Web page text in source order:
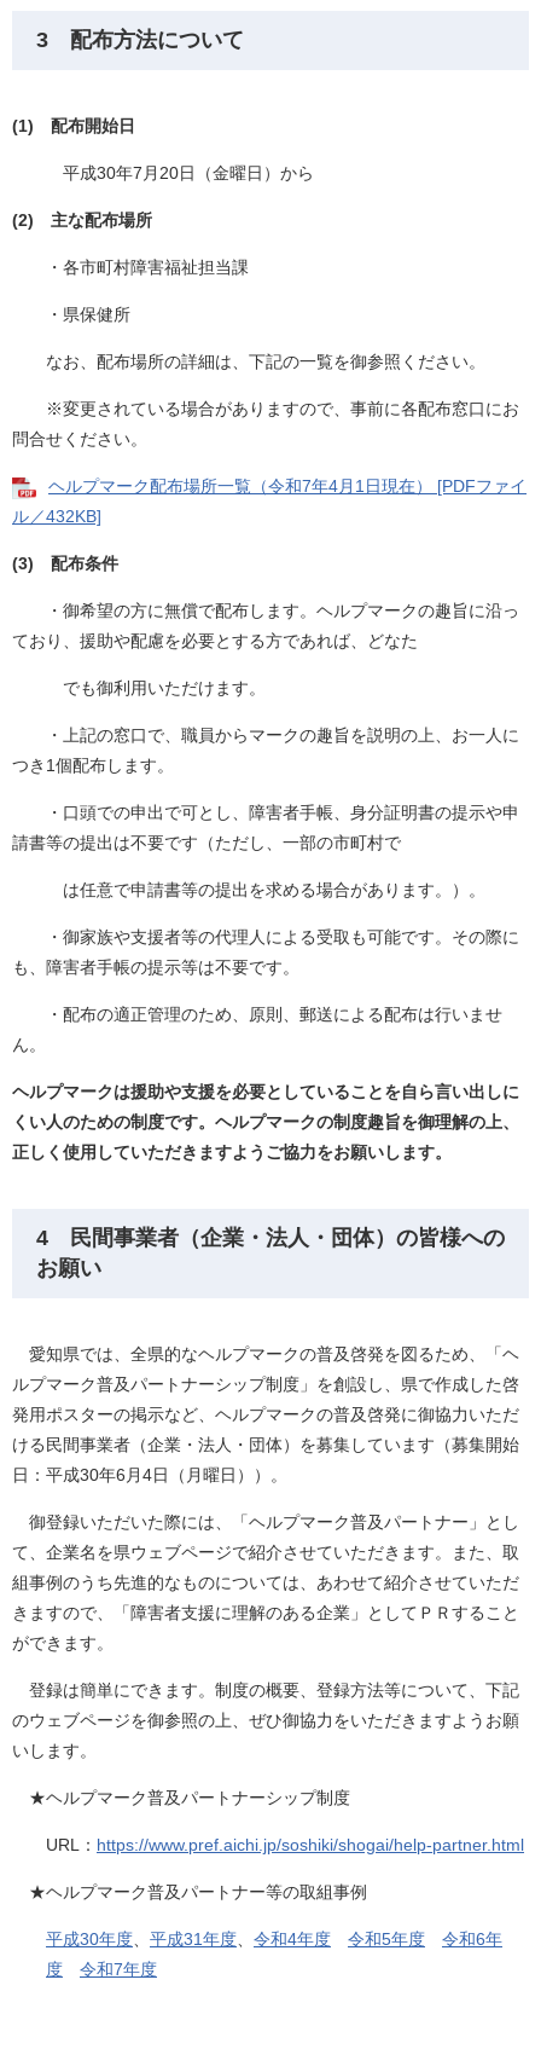
3 配布方法について
(1) 配布開始日
平成30年7月20日（金曜日）から
(2) 主な配布場所
・各市町村障害福祉担当課
・県保健所
なお、配布場所の詳細は、下記の一覧を御参照ください。
※変更されている場合がありますので、事前に各配布窓口にお
問合せください。
ヘルプマーク配布場所一覧（令和7年4月1日現在） [PDFファイ
ル／432KB]
(3) 配布条件
・御希望の方に無償で配布します。ヘルプマークの趣旨に沿っ
ており、援助や配慮を必要とする方であれば、どなた
でも御利用いただけます。
・上記の窓口で、職員からマークの趣旨を説明の上、お一人に
つき1個配布します。
・口頭での申出で可とし、障害者手帳、身分証明書の提示や申
請書等の提出は不要です（ただし、一部の市町村で
は任意で申請書等の提出を求める場合があります。）。
・御家族や支援者等の代理人による受取も可能です。その際に
も、障害者手帳の提示等は不要です。
・配布の適正管理のため、原則、郵送による配布は行いませ
ん。
ヘルプマークは援助や支援を必要としていることを自ら言い出しに
くい人のための制度です。ヘルプマークの制度趣旨を御理解の上、
正しく使用していただきますようご協力をお願いします。
4 民間事業者（企業・法人・団体）の皆様への
お願い
愛知県では、全県的なヘルプマークの普及啓発を図るため、「ヘ
ルプマーク普及パートナーシップ制度」を創設し、県で作成した啓
発用ポスターの掲示など、ヘルプマークの普及啓発に御協力いただ
ける民間事業者（企業・法人・団体）を募集しています（募集開始
日：平成30年6月4日（月曜日））。
御登録いただいた際には、「ヘルプマーク普及パートナー」とし
て、企業名を県ウェブページで紹介させていただきます。また、取
組事例のうち先進的なものについては、あわせて紹介させていただ
きますので、「障害者支援に理解のある企業」としてＰＲすること
ができます。
登録は簡単にできます。制度の概要、登録方法等について、下記
のウェブページを御参照の上、ぜひ御協力をいただきますようお願
いします。
★ヘルプマーク普及パートナーシップ制度
URL： https://www.pref.aichi.jp/soshiki/shogai/help-partner.html
★ヘルプマーク普及パートナー等の取組事例
平成30年度、 平成31年度、 令和4年度 令和5年度
令和6年
度
令和7年度